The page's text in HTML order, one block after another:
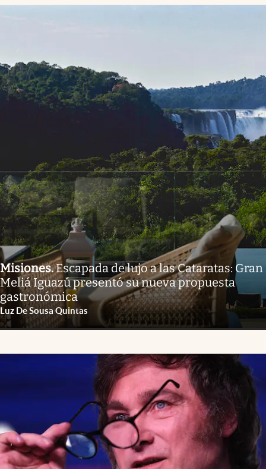
Misiones.Escapada de lujo a las Cataratas: Gran
Meliá Iguazú presentó su nueva propuesta
gastronómica
Luz De Sousa Quintas